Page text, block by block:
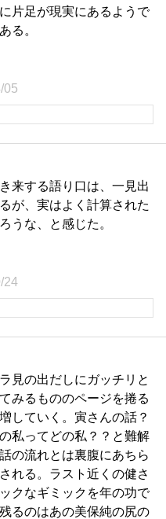
片足が現実にあるようで
る。
05
来する語り口は、一見出
が、実はよく計算された
うな、と感じた。
24
見の出だしにガッチリと
みるもののページを捲る
していく。寅さんの話？
私ってどの私？？と難解
の流れとは裏腹にあちら
れる。ラスト近くの健さ
クなギミックを年の功で
るのはあの美保純の尻の